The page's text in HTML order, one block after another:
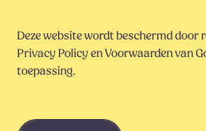
Deze website wordt beschermd door
Privacy PolicyenVoorwaardenvan
toepassing.